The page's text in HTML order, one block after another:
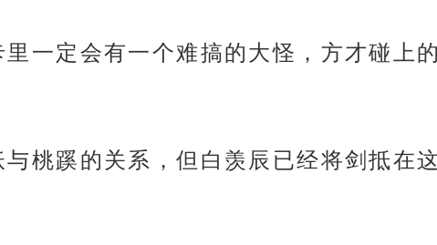
一定会有一个难搞的大怪，方才碰上
桃蹊的关系，但白羡辰已经将剑抵在